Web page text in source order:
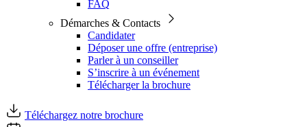
FAQ
Démarches & Contacts
Candidater
Déposer une offre (entreprise)
Parler à un conseiller
S’inscrire à un événement
Télécharger la brochure
Téléchargez notre brochure